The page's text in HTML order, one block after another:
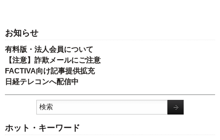
お知らせ
有料版・法人会員について
【注意】詐欺メールにご注意
FACTIVA向け記事提供拡充
日経テレコンへ配信中
ホット・キーワード